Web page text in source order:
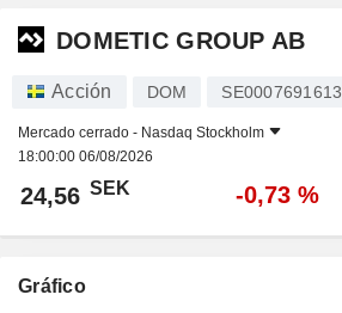
DOMETIC GROUP AB
Acción DOM SE0007691613
Mercado cerrado - Nasdaq Stockholm
18:00:00 06/08/2026
24,56 SEK -0,73 %
Gráfico